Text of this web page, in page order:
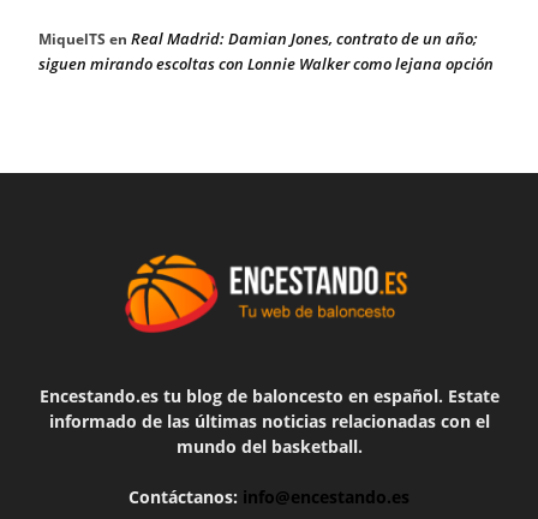
MiquelTS en Real Madrid: Damian Jones, contrato de un año;
siguen mirando escoltas con Lonnie Walker como lejana opción
Encestando.es tu blog de baloncesto en español. Estate
informado de las últimas noticias relacionadas con el
mundo del basketball.
Contáctanos: info@encestando.es